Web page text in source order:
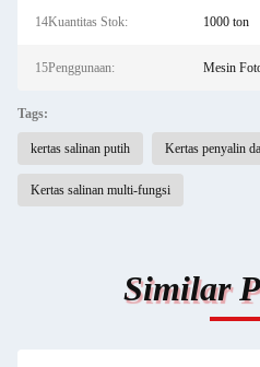
14Kuantitas Stok: 1000 ton
15Penggunaan: Mesin
Tags:
kertas salinan putih Kertas penyalin
Kertas salinan multi-fungsi
Similar